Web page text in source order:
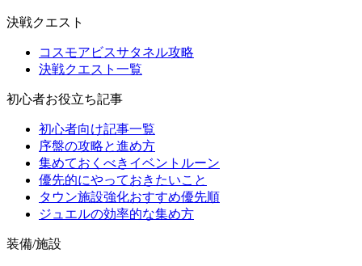
決戦クエスト
コスモアビスサタネル攻略
決戦クエスト一覧
初心者お役立ち記事
初心者向け記事一覧
序盤の攻略と進め方
集めておくべきイベントルーン
優先的にやっておきたいこと
タウン施設強化おすすめ優先順
ジュエルの効率的な集め方
装備/施設